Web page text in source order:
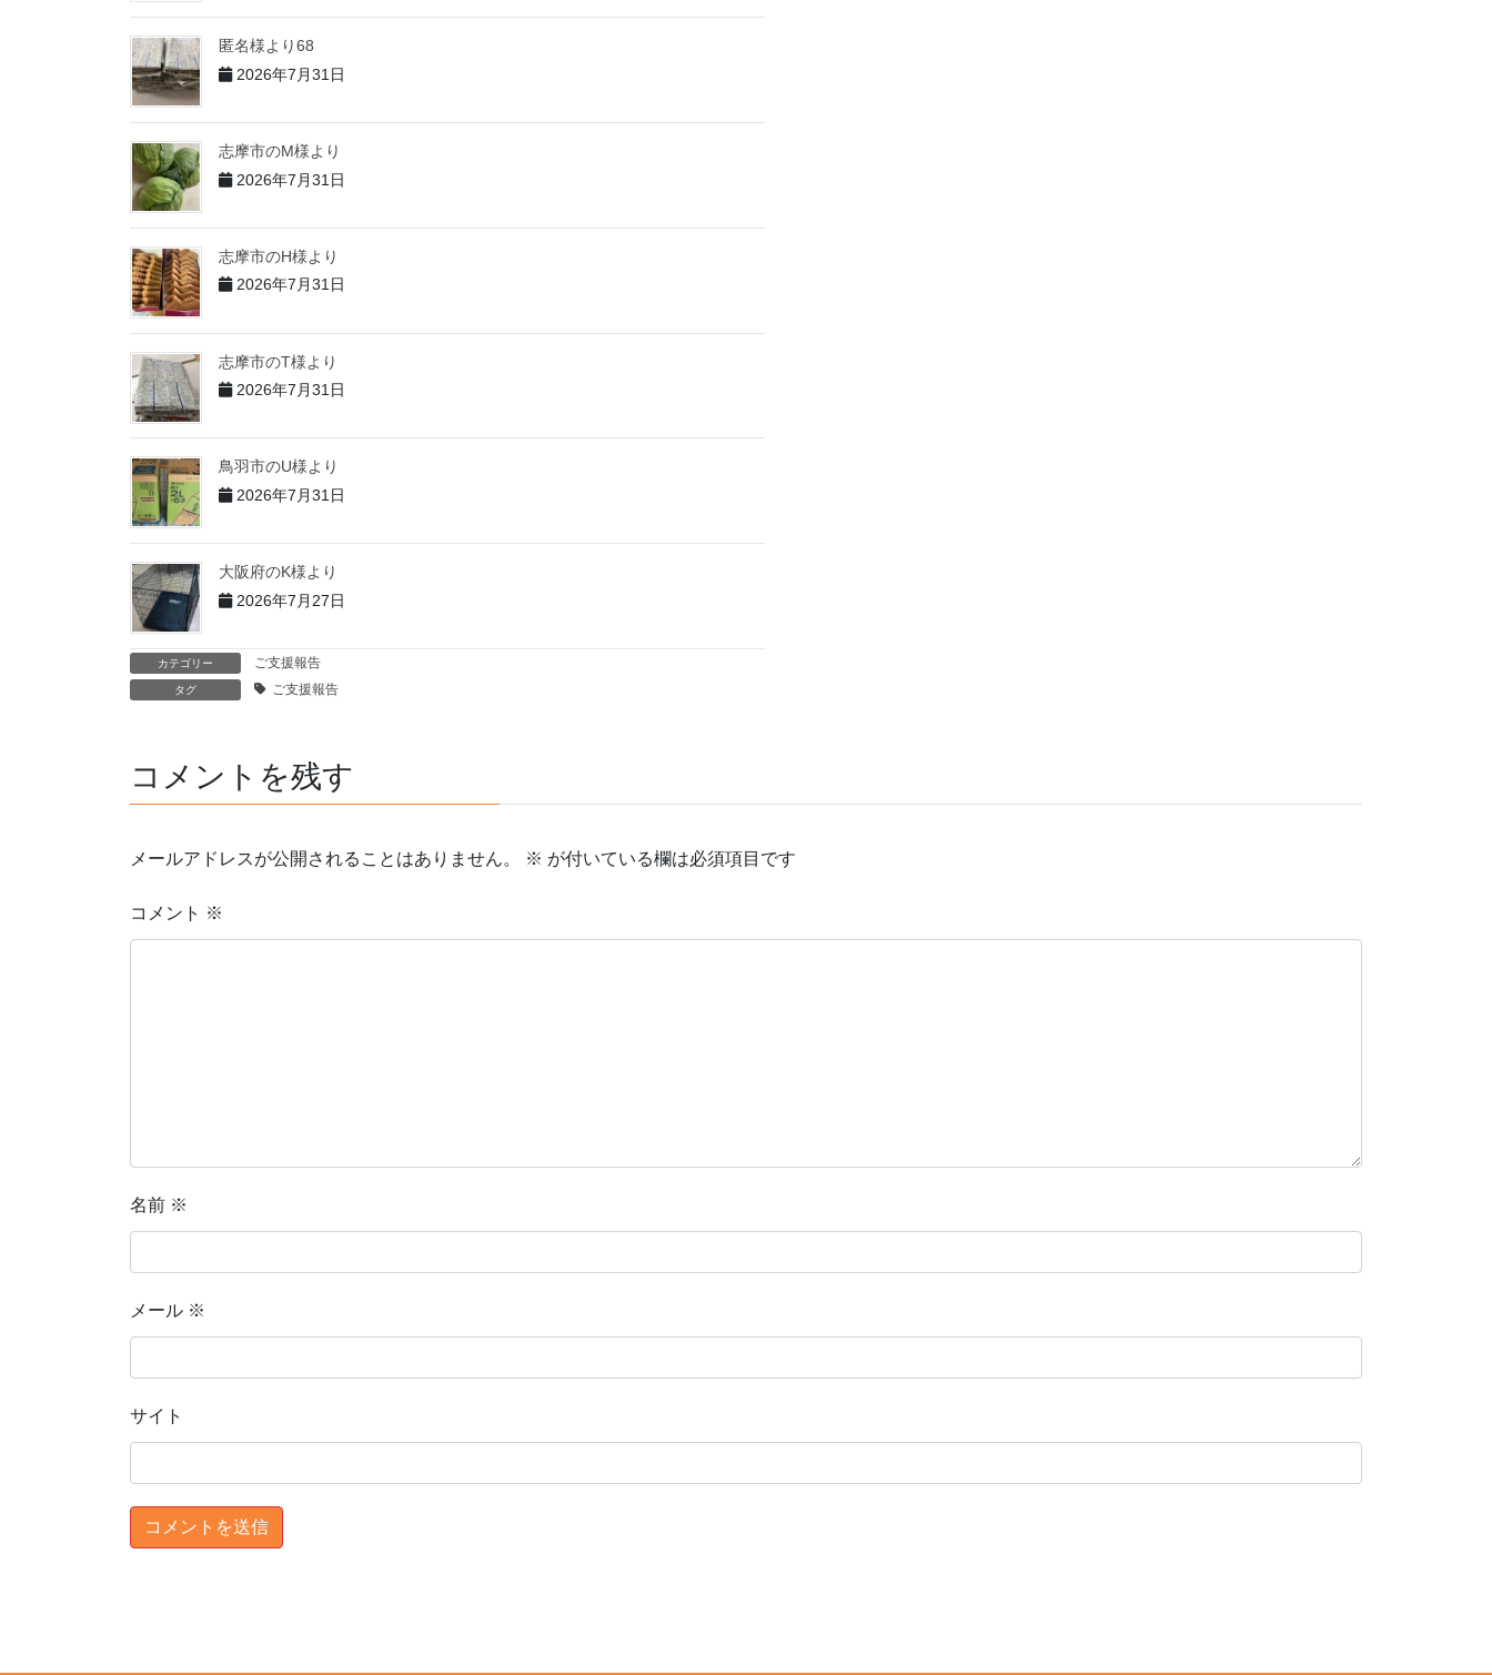
匿名様より68
2026年7月31日
志摩市のM様より
2026年7月31日
志摩市のH様より
2026年7月31日
志摩市のT様より
2026年7月31日
鳥羽市のU様より
2026年7月31日
大阪府のK様より
2026年7月27日
カテゴリー ご支援報告
タグ ご支援報告
コメントを残す
メールアドレスが公開されることはありません。 ※ が付いている欄は必須項目です
コメント ※
名前 ※
メール ※
サイト